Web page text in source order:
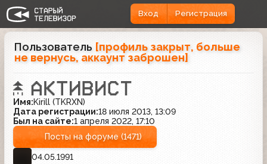
Вход Регистрация
Пользователь [профиль закрыт, больше
не вернусь, аккаунт заброшен]
Имя:Kirill (TKRXN)
Дата регистрации:18 июля 2013, 13:09
Был на сайте:1 апреля 2022, 17:10
Посты на форуме (1471)
04.05.1991